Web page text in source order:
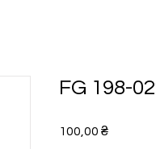
FG 198-
100,00 ₴Цена